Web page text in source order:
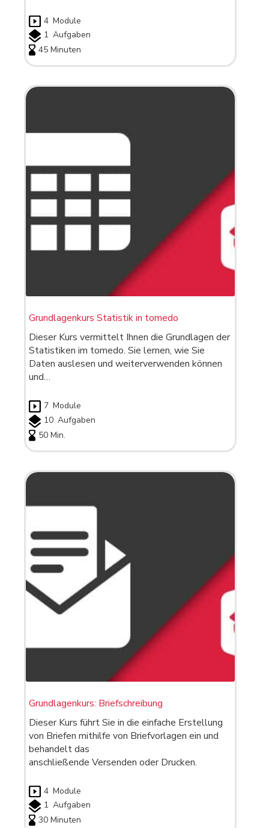
4 Module
1 Aufgaben
45 Minuten
Grundlagenkurs Statistik in tomedo
Dieser Kurs vermittelt Ihnen die Grundlagen der
Statistiken im tomedo. Sie lernen, wie Sie
Daten auslesen und weiterverwenden können
und…
7 Module
10 Aufgaben
50 Min.
Grundlagenkurs: Briefschreibung
Dieser Kurs führt Sie in die einfache Erstellung
von Briefen mithilfe von Briefvorlagen ein und
behandelt das
anschließende Versenden oder Drucken.
4 Module
1 Aufgaben
30 Minuten